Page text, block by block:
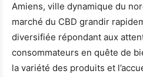
Amiens, ville dynamique du
marché du CBD grandir
diversifiée répondant aux
consommateurs en quête de
la variété des produits et